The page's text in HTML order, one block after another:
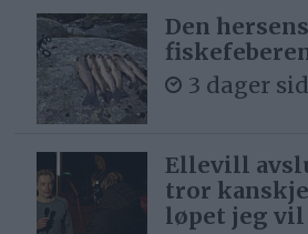
Den hersens
3 dager
Ellevill
tror
løpet jeg vil